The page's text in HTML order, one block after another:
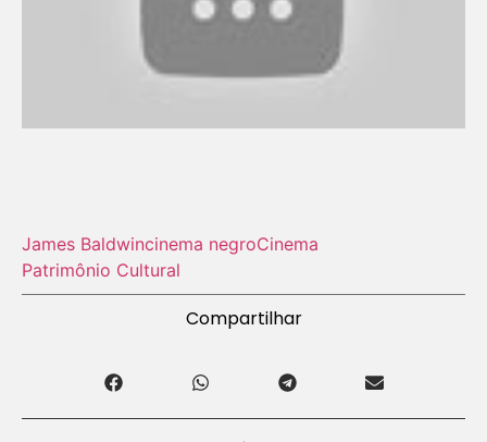
James Baldwincinema negroCinema
Patrimônio Cultural
Compartilhar